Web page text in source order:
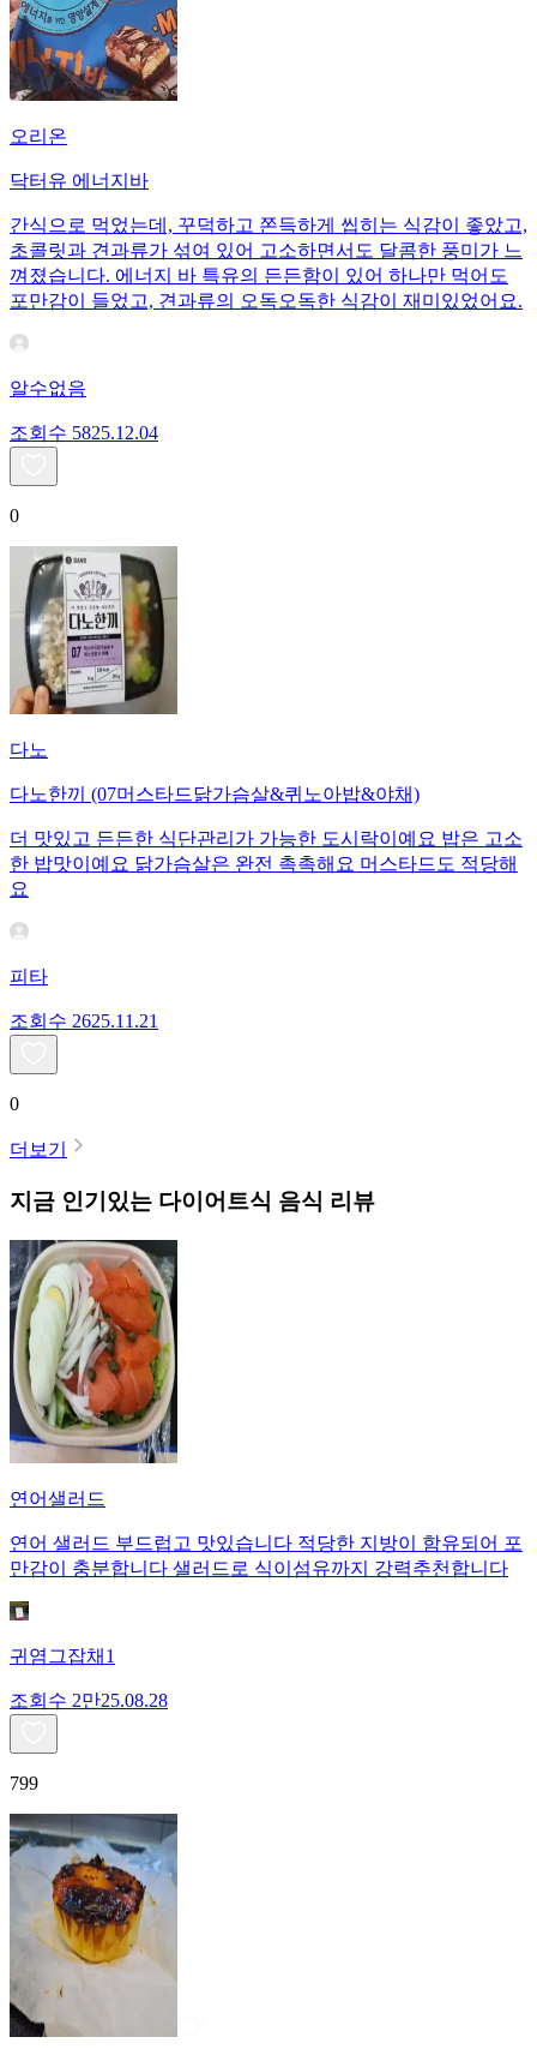
오리온
닥터유 에너지바
간식으로 먹었는데, 꾸덕하고 쫀득하게 씹히는 식감이 좋았고,
초콜릿과 견과류가 섞여 있어 고소하면서도 달콤한 풍미가 느
껴졌습니다. 에너지 바 특유의 든든함이 있어 하나만 먹어도
포만감이 들었고, 견과류의 오독오독한 식감이 재미있었어요.
알수없음
조회수 5825.12.04
0
다노
다노한끼 (07머스타드닭가슴살&퀴노아밥&야채)
더 맛있고 든든한 식단관리가 가능한 도시락이예요 밥은 고소
한 밥맛이예요 닭가슴살은 완전 촉촉해요 머스타드도 적당해
요
피타
조회수 2625.11.21
0
더보기
지금 인기있는 다이어트식 음식 리뷰
연어샐러드
연어 샐러드 부드럽고 맛있습니다 적당한 지방이 함유되어 포
만감이 충분합니다 샐러드로 식이섬유까지 강력추천합니다
귀염그잡채1
조회수 2만25.08.28
799